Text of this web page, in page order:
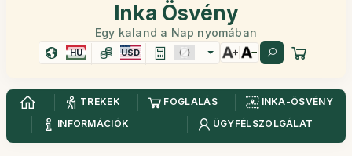
Inka Ösvény
Egy kaland a Nap nyomában
HU USD
TREKEK FOGLALÁS
INKA-ÖSVÉNY
INFORMÁCIÓK
ÜGYFÉLSZOLGÁLAT